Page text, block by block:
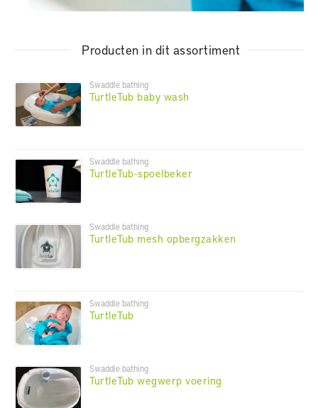
Producten in dit assortiment
Swaddle bathing
TurtleTub baby wash
Swaddle bathing
TurtleTub-spoelbeker
Swaddle bathing
TurtleTub mesh opbergzakken
Swaddle bathing
TurtleTub
Swaddle bathing
TurtleTub wegwerp voering